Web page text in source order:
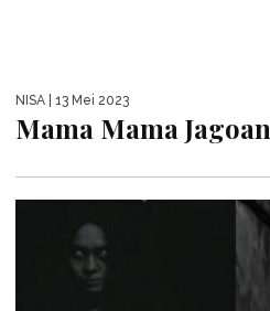
NISA | 13 Mei 2023
Mama Mama Jagoan